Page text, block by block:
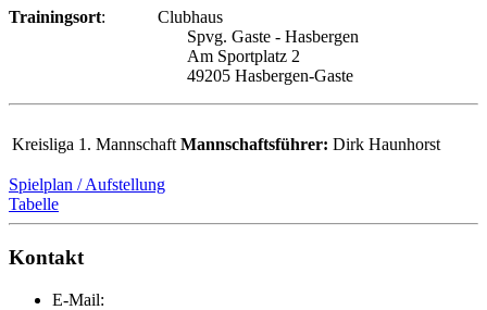
Trainingsort: Clubhaus
Spvg. Gaste - Hasbergen
Am Sportplatz 2
49205 Hasbergen-Gaste
Kreisliga 1. Mannschaft Mannschaftsführer: Dirk Haunhorst
Spielplan / Aufstellung
Tabelle
Kontakt
E-Mail: